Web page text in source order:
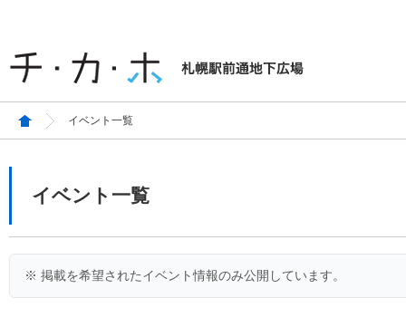
イベント一覧
イベント一覧
※ 掲載を希望されたイベント情報のみ公開しています。